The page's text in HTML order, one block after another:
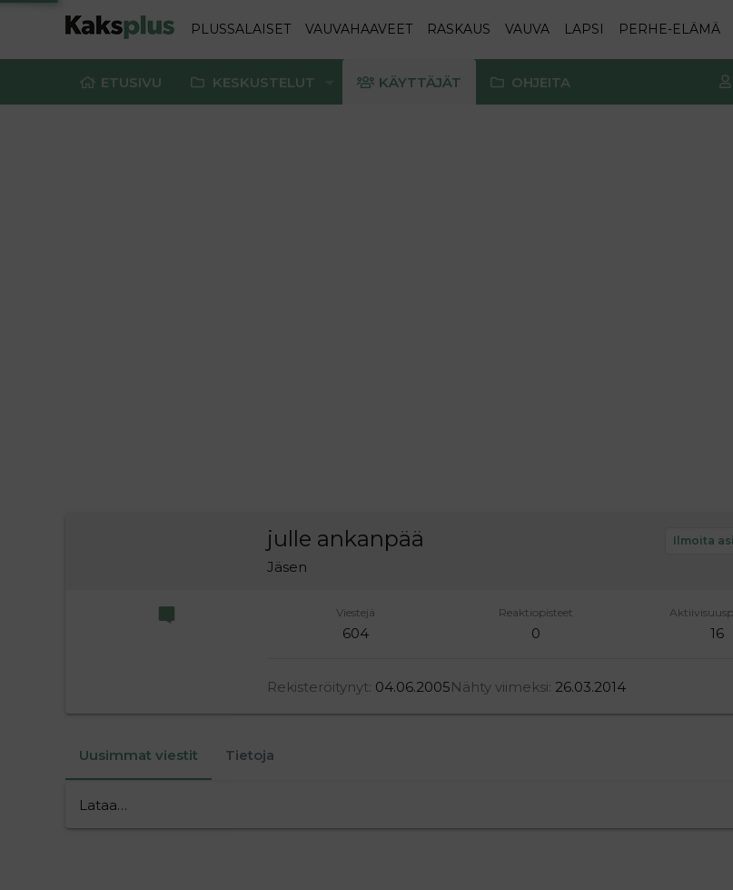
PLUSSALAISET VAUVAHAAVEET RASKAUS VAUVA LAPSI PERHE-ELÄMÄ
ETUSIVU KESKUSTELUT KÄYTTÄJÄT OHJEITA
Ilmoita
julle ankanpää
Jäsen
Viestejä
604
Reaktiopisteet
0 16
Rekisteröitynyt 04.06.2005Nähty viimeksi 26.03.2014
Uusimmat viestit Tietoja
Lataa…